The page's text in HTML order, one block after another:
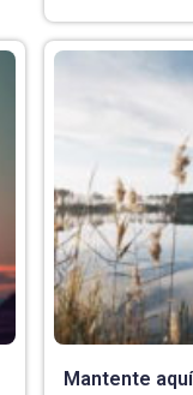
Mantente